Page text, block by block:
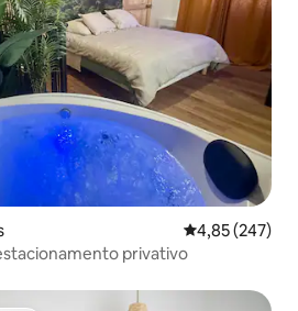
4,85 de uma
4,85 (247)
privativo